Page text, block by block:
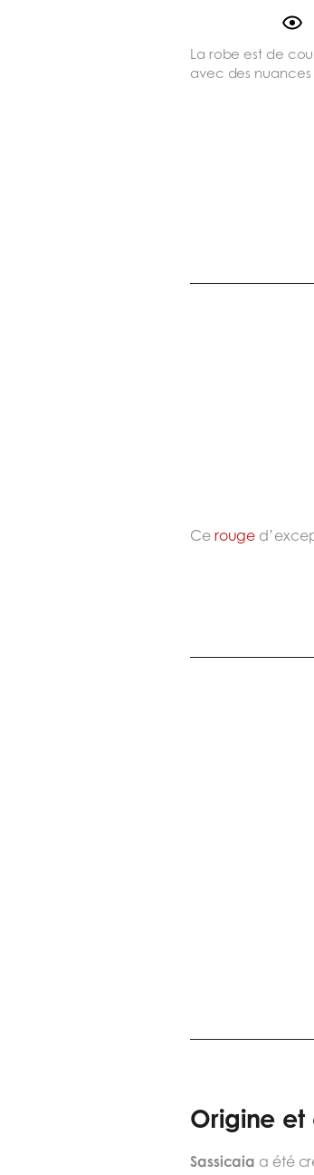
La robe est de
avec des nuances
Ce rouge
Origine
Sassicaia a été